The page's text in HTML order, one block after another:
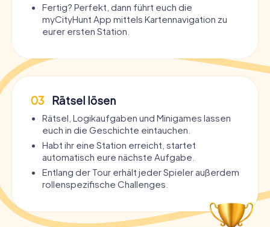
Fertig? Perfekt, dann führt euch die
myCityHunt App mittels Kartennavigation zu
eurer ersten Station.
03 Rätsel lösen
Rätsel, Logikaufgaben und Minigames lassen
euch in die Geschichte eintauchen.
Habt ihr eine Station erreicht, startet
automatisch eure nächste Aufgabe.
Entlang der Tour erhält jeder Spieler außerdem
rollenspezifische Challenges.